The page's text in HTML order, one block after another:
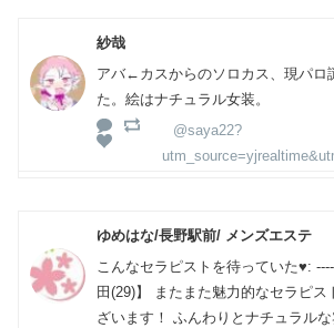
紗哉
アバ←カスからのソロカス、現パロ
た。絵はナチュラル女装。
@saya22?
ゆめはな/長野駅前/ メンズエステ
こんなセラピストを待っていた♥:
田(29)】 またまた魅力的なセラピス
ざいます！ ふんわりとナチュラル